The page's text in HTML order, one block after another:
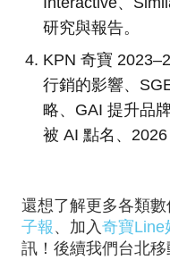
研究與報告。
KPN 奇寶
行銷的影響、
略、GAI 提升品
被 AI 點名、2026
還想了解更多各類
子報 、加入奇寶Line
訊！後續我們台北